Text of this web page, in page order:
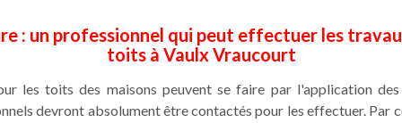
: un professionnel qui peut effectuer les
toits à Vaulx Vraucourt
les toits des maisons peuvent se faire par l'application
devront absolument être contactés pour les effectuer. Par